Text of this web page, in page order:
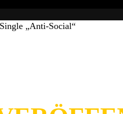
„Anti-Social“